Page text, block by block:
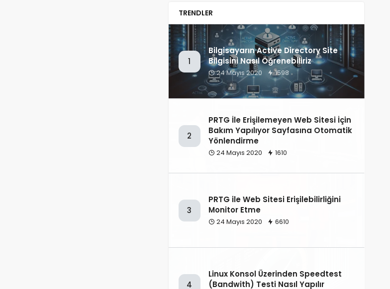
TRENDLER
1
Bilgisayarın Active Directory Site
Bilgisini Nasıl Öğrenebiliriz
24 Mayıs 2020 1598
2
PRTG İle Erişilemeyen Web Sitesi İçin
Bakım Yapılıyor Sayfasına Otomatik
Yönlendirme
24 Mayıs 2020 1610
3
PRTG ile Web Sitesi Erişilebilirliğini
Monitor Etme
24 Mayıs 2020 6610
4
Linux Konsol Üzerinden Speedtest
(Bandwith) Testi Nasıl Yapılır